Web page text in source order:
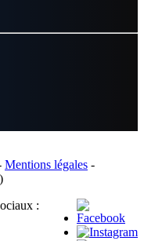
Mentions légales -
: